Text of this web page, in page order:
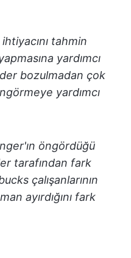
tahmin
yardımcı
bozulmadan çok
yardımcı
öngördüğü
tarafından fark
çalışanlarının
ayırdığını fark